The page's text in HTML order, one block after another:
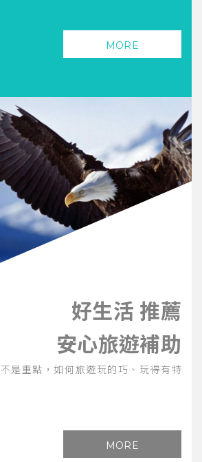
MORE
好生活 推薦
安心旅遊補助
不是重點，如何旅遊玩的巧、玩得有特
MORE